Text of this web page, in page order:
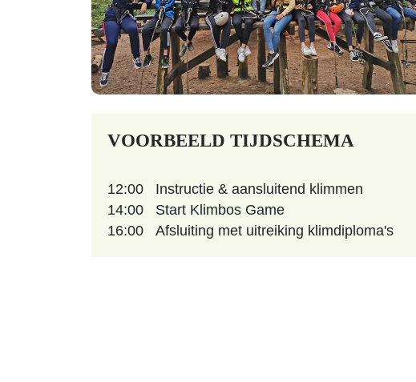
VOORBEELD TIJDSCHEMA
12:00
Instructie & aansluitend klimmen
14:00
Start Klimbos Game
16:00
Afsluiting met uitreiking klimdiploma's